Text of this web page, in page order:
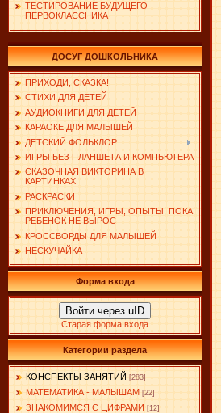
ТЕСТИРОВАНИЕ БУДУЩЕГО
ПЕРВОКЛАССНИКА
ДОСУГ ДОШКОЛЬНИКА
ПРИХОДИ, СКАЗКА!
СТИХИ ДЛЯ ДЕТЕЙ
АУДИОКНИГИ ДЛЯ ДЕТЕЙ
КАРАОКЕ ДЛЯ МАЛЫШЕЙ
ДЕТСКИЙ ФОЛЬКЛОР
ИГРЫ БЕЗ ПЛАНШЕТА И КОМПЬЮТЕРА
СКАЗОЧНАЯ ВИКТОРИНА В
КАРТИНКАХ
РАСКРАСКИ
ПРИКЛЮЧЕНИЯ, ИГРЫ, ОПЫТЫ. ПОКА
РЕБЕНОК НЕ ВЫРОС
КРОССВОРДЫ ДЛЯ МАЛЫШЕЙ
НЕСКУЧАЙКА
Форма входа
Войти через uID
Старая форма входа
Категории раздела
КОНСПЕКТЫ ЗАНЯТИЙ [283]
МАТЕМАТИКА - МАЛЫШАМ [22]
ЗНАКОМИМСЯ С ЦИФРАМИ [12]